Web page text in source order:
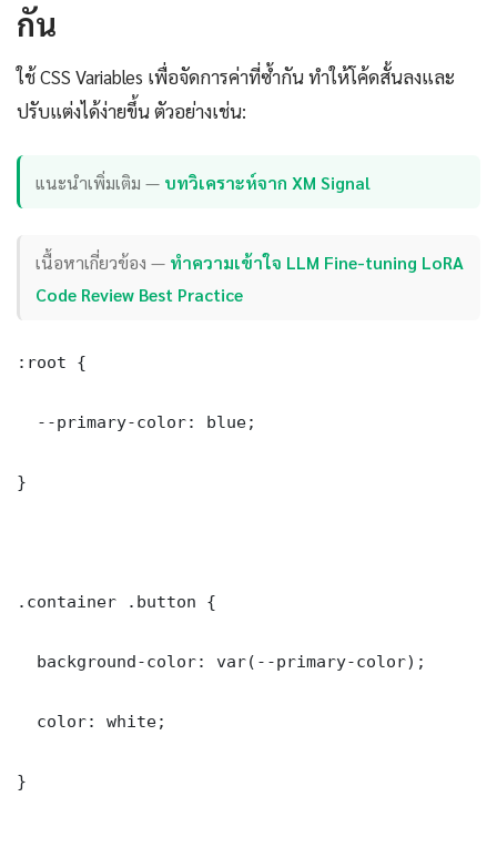
กัน
ใช้ CSS Variables เพื่อจัดการค่าที่ซ้ำกัน ทำให้โค้ดสั้นลงและ
ปรับแต่งได้ง่ายขึ้น ตัวอย่างเช่น:
แนะนำเพิ่มเติม — บทวิเคราะห์จาก XM Signal
เนื้อหาเกี่ยวข้อง — ทำความเข้าใจ LLM Fine-tuning LoRA
Code Review Best Practice
:root {
  --primary-color: blue;
}
.container .button {
  background-color: var(--primary-color);
  color: white;
}